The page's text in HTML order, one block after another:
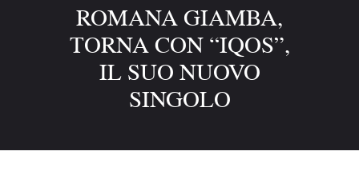
ROMANA GIAMBA,
TORNA CON “IQOS”,
IL SUO NUOVO
SINGOLO